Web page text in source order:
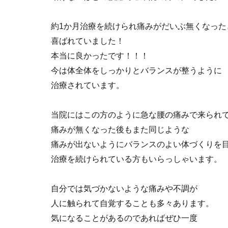
約1か月治療を続けられ痛みがだいぶ無くなった
喜ばれていました！
本当に良かったです！！！
今は体全体をしっかりとバランスが整うように
治療されています。
当院にはこの方のように急な腰の痛みで来られ
痛みが無くなった後もまた同じような
痛みが出ないようにバランスのよい体づくりを
治療を続けられている方もいらっしゃいます。
自分では気づかないような痛みや不調が
人に触られて自覚することも多々あります。
気になることがあるのであればぜひ一度